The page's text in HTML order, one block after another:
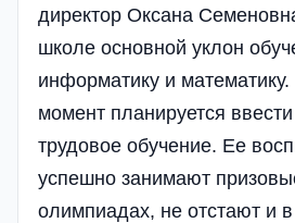
директор Оксана
школе основной уклон
информатику и
момент планируется
трудовое обучение. Ее
успешно занимают
олимпиадах, не отстают и